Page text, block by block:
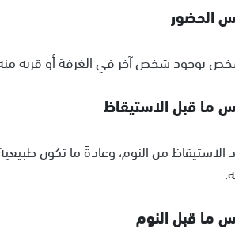
بوجود شخص آخر في الغرفة أو قربه
من النوم، وعادةً ما تكون